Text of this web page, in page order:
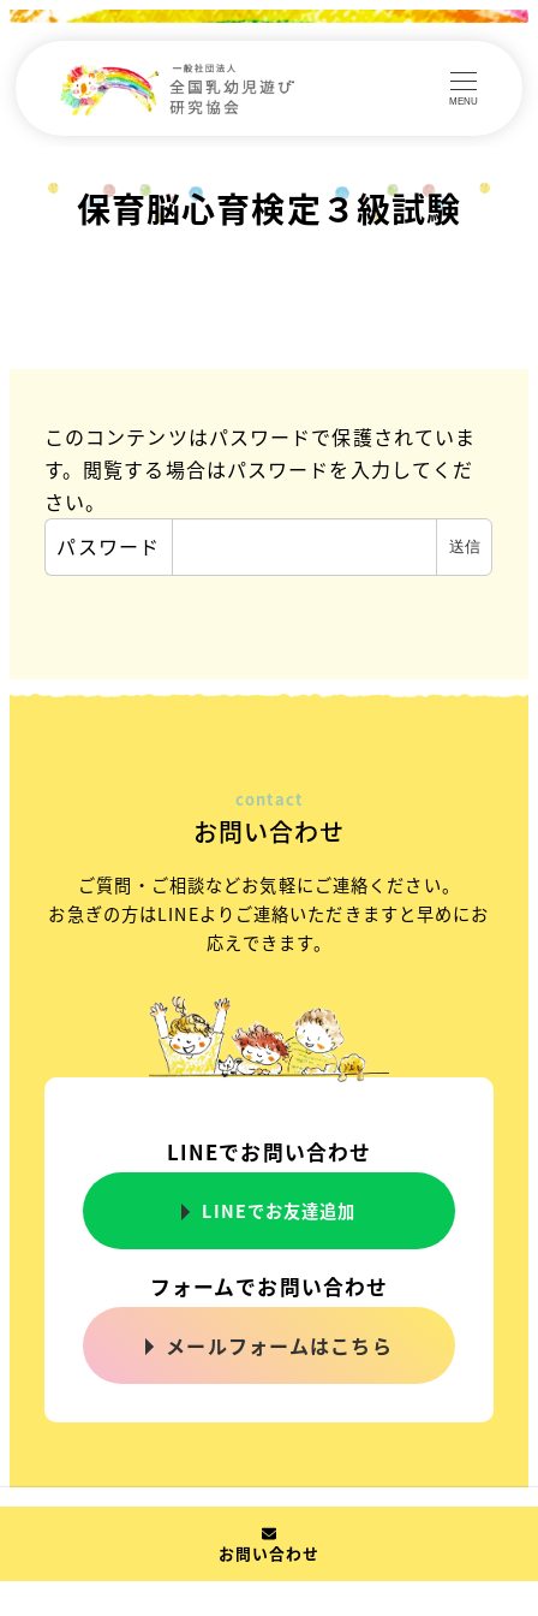
MENU
保育脳心育検定３級試験
このコンテンツはパスワードで保護されていま
す。閲覧する場合はパスワードを入力してくだ
さい。
パスワード
contact
お問い合わせ
ご質問・ご相談などお気軽にご連絡ください。
お急ぎの方はLINEよりご連絡いただきますと早めにお
応えできます。
LINEでお問い合わせ
LINEでお友達追加
フォームでお問い合わせ
メールフォームはこちら
お問い合わせ